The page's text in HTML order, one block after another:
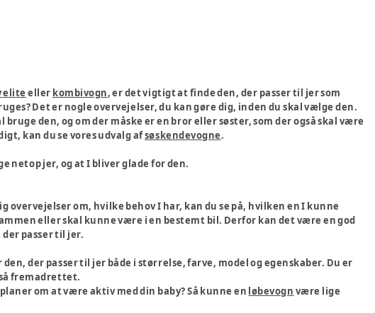
elite eller kombivogn, er det vigtigt at finde den, der passer til jer som
Det er nogle overvejelser, du kan gøre dig, inden du skal vælge den.
den, og om der måske er en bror eller søster, som der også skal være
kan du se vores udvalg afsøskendevogne.
netop jer, og at I bliver glade for den.
om, hvilke behov I har, kan du se på, hvilken en I kunne
eller skal kunne være i en bestemt bil. Derfor kan det være en god
passer til jer.
der passer til jer både i størrelse, farve, model og egenskaber. Du er
fremadrettet.
om at være aktiv med din baby? Så kunne en løbevogn være lige